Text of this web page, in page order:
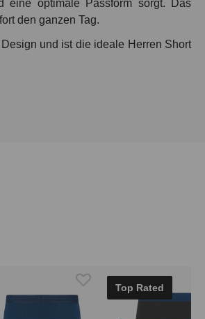
eine optimale Passform sorgt. Das
den ganzen Tag.
und ist die ideale Herren Short
Top Rated